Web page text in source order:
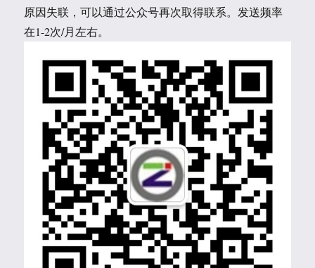
原因失联，可以通过公众号再次取得联系。发送频率
在1-2次/月左右。